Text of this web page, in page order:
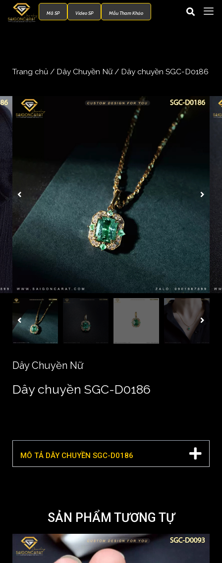
Mã SP Video SP Mẫu Tham Khảo
Trang chủ / Dây Chuyền Nữ/ Dây chuyền SGC-D0186
Dây Chuyền Nữ
Dây chuyền SGC-D0186
MÔ TẢ DÂY CHUYỀN SGC-D0186
SẢN PHẨM TƯƠNG TỰ